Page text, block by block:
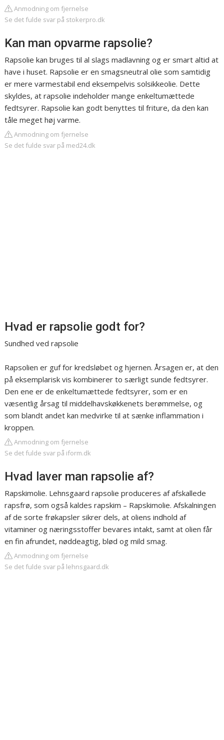
Anmodning om fjernelse
Se det fulde svar på stokerpro.dk
Kan man opvarme rapsolie?
Rapsolie kan bruges til al slags madlavning og er smart altid at
have i huset. Rapsolie er en smagsneutral olie som samtidig
er mere varmestabil end eksempelvis solsikkeolie. Dette
skyldes, at rapsolie indeholder mange enkeltumættede
fedtsyrer. Rapsolie kan godt benyttes til friture, da den kan
tåle meget høj varme.
Anmodning om fjernelse
Se det fulde svar på med24.dk
Hvad er rapsolie godt for?
Sundhed ved rapsolie
Rapsolien er guf for kredsløbet og hjernen. Årsagen er, at den
på eksemplarisk vis kombinerer to særligt sunde fedtsyrer.
Den ene er de enkeltumættede fedtsyrer, som er en
væsentlig årsag til middelhavskøkkenets berømmelse, og
som blandt andet kan medvirke til at sænke inflammation i
kroppen.
Anmodning om fjernelse
Se det fulde svar på iform.dk
Hvad laver man rapsolie af?
Rapskimolie. Lehnsgaard rapsolie produceres af afskallede
rapsfrø, som også kaldes rapskim – Rapskimolie. Afskalningen
af de sorte frøkapsler sikrer dels, at oliens indhold af
vitaminer og næringsstoffer bevares intakt, samt at olien får
en fin afrundet, nøddeagtig, blød og mild smag.
Anmodning om fjernelse
Se det fulde svar på lehnsgaard.dk